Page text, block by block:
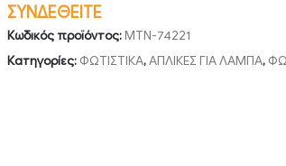
ΣΥΝΔΕΘΕΙΤΕ
Κωδικός προϊόντος:MTN-74221
Κατηγορίες: ΦΩΤΙΣΤΙΚΑ,ΑΠΛΙΚΕΣ ΓΙΑ ΛΑΜΠΑ,